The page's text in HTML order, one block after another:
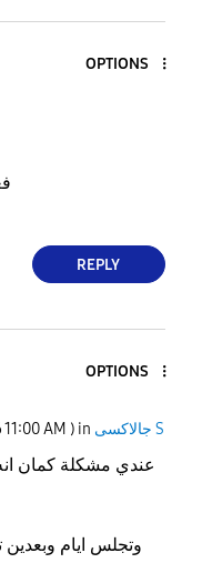
OPTIONS
REPLY
OPTIONS
11:00 AM ) in جالاكسى S
عندي مشكلة كمان
وتجلس ايام